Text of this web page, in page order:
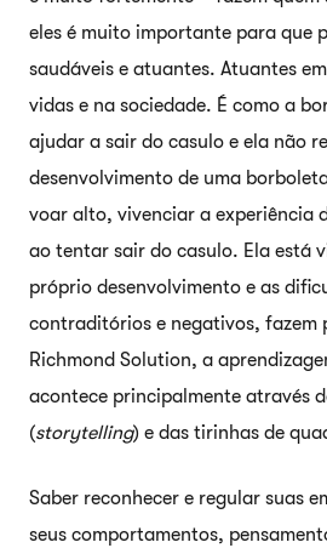
eles é muito importante para que
saudáveis e atuantes. Atuantes
vidas e na sociedade. É como a
ajudar a sair do casulo e ela não
desenvolvimento de uma
voar alto, vivenciar a experiência
ao tentar sair do casulo. Ela está
próprio desenvolvimento e as
contraditórios e negativos, fazem
Richmond Solution, a
acontece principalmente através
(storytelling) e das tirinhas de
Saber reconhecer e regular suas
seus comportamentos,